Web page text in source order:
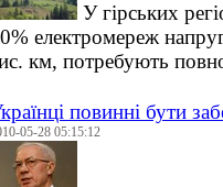
У гірських
електромереж
км, потребують
повинні бути
05-28 05:15:12